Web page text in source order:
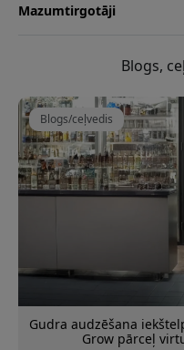
Mazumtirgotāji
Blogs,
Blogs/ceļvedis
Gudra audzēšana
Grow pārceļ